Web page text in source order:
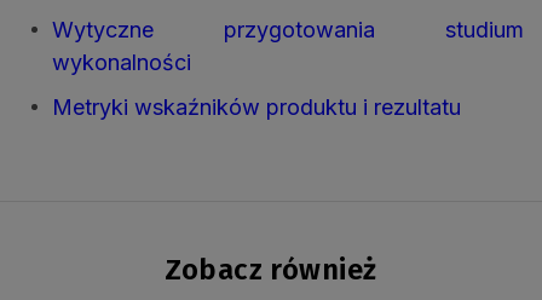
Wytyczne przygotowania studium
wykonalności
Metryki wskaźników produktu i rezultatu
Zobacz również